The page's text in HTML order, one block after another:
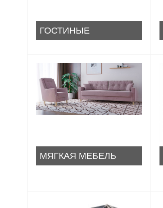
ГОСТИНЫЕ
МЯГКАЯ МЕБЕЛЬ